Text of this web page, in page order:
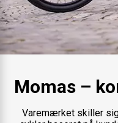
Momas –
Varemærket skiller